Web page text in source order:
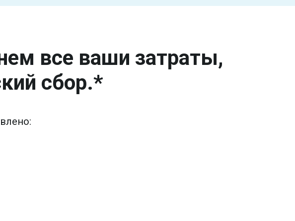
все ваши затраты,
сбор.*